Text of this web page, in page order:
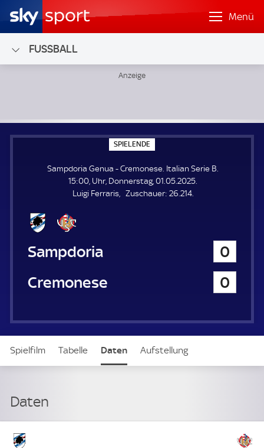
Menü
FUSSBALL
SPIELENDE
P
E
E
N
Sampdoria Genua - Cremonese. Italian Serie B.
15:00, Uhr, Donnerstag, 01.05.2025.
Luigi Ferraris
Zuschauer: Z
26.214.
Sampdoria Genua
0
Cremonese
0
Spielfilm Tabelle Daten Aufstellung
Daten